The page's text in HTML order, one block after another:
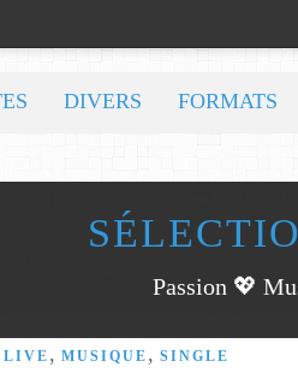
Passion 💖
DIVERS FORMATS
LIVE , MUSIQUE , SINGLE